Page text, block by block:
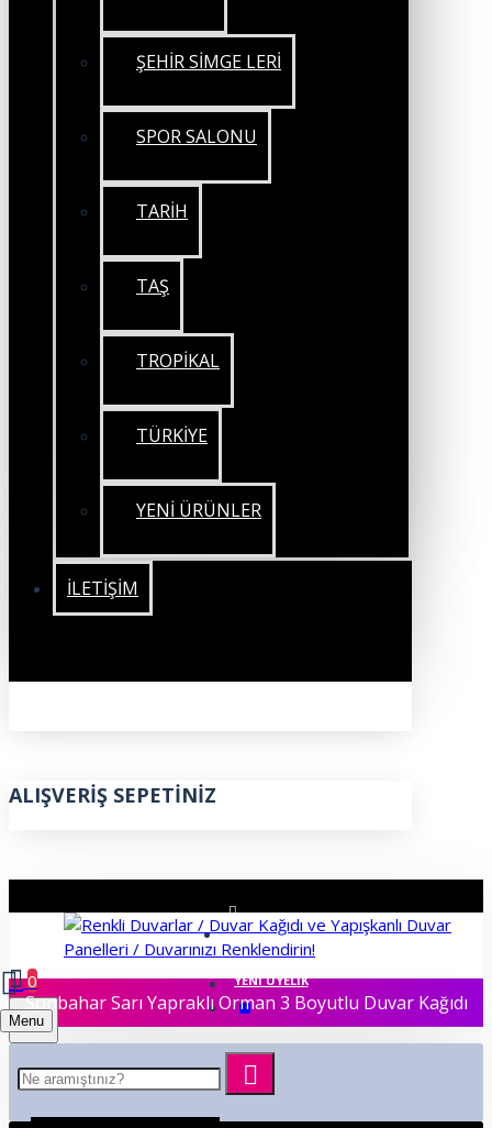
ŞEHİR SİMGE LERİ
SPOR SALONU
TARİH
TAŞ
TROPİKAL
TÜRKİYE
YENİ ÜRÜNLER
İLETIŞIM
ALIŞVERIŞ SEPETINIZ
ÜYE GIRIŞI
YENI ÜYELIK
Menu
0
Sonbahar Sarı Yapraklı Orman 3 Boyutlu Duvar Kağıdı